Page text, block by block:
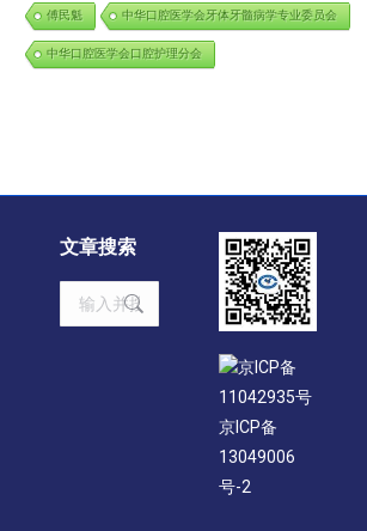
傅民魁 中华口腔医学会牙体牙髓病学专业委员会
中华口腔医学会口腔护理分会
文章搜索
Search:
京ICP备
11042935号
京ICP备
13049006
号-2